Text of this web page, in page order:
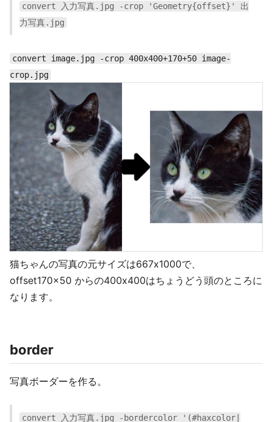
convert 入力写真.jpg -crop 'Geometry{offset}' 出
力写真.jpg
convert image.jpg -crop 400x400+170+50 image-
crop.jpg
猫ちゃんの写真の元サイズは667x1000で、
offset170x50 からの400x400はちょうどう頭のところに
なります。
border
写真ボーダーを作る。
convert 入力写真.jpg -bordercolor '(#haxcolor|